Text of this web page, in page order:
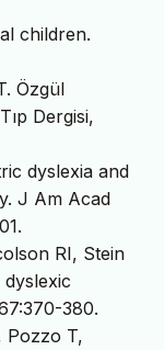
children.
Özgül
Dergisi,
dyslexia and
J Am Acad
RI, Stein
380.
Pozzo T,